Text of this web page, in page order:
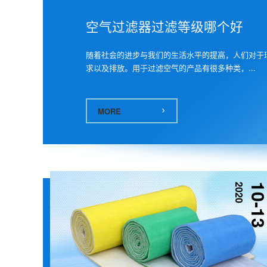
空气过滤器过滤等级哪个好
随着社会的进步与我们的生活水平的提高，人们对
求以及排放。用于过滤空气的产品有很多种类，...
MORE
2020